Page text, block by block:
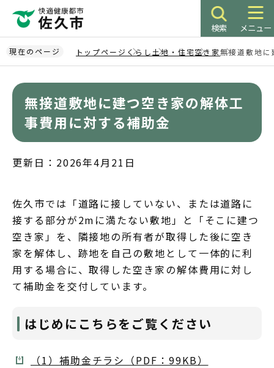
ペ
ー
ジ
検索 メニュー
現在のページ トップページ くらし 土地・住宅空き家無接道敷地
無接道敷地に建つ空き家の解体工
事費用に対する補助金
更新日：2026年4月21日
佐久市では「道路に接していない、または道路に
接する部分が2mに満たない敷地」と「そこに建つ
空き家」を、隣接地の所有者が取得した後に空き
家を解体し、跡地を自己の敷地として一体的に利
用する場合に、取得した空き家の解体費用に対し
て補助金を交付しています。
はじめにこちらをご覧ください
（1）補助金チラシ（PDF：99KB）